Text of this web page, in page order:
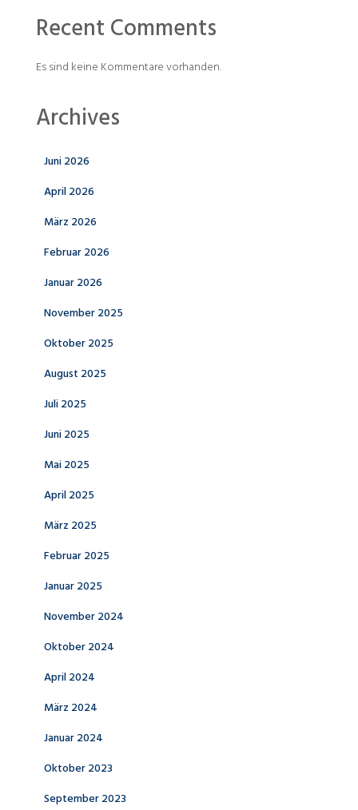
Recent Comments
Es sind keine Kommentare vorhanden.
Archives
Juni 2026
April 2026
März 2026
Februar 2026
Januar 2026
November 2025
Oktober 2025
August 2025
Juli 2025
Juni 2025
Mai 2025
April 2025
März 2025
Februar 2025
Januar 2025
November 2024
Oktober 2024
April 2024
März 2024
Januar 2024
Oktober 2023
September 2023